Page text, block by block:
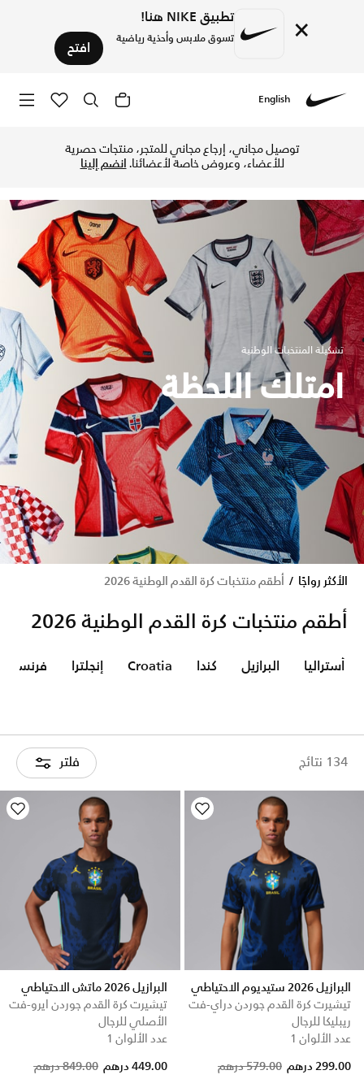
× تطبيق NIKE هنا!
تسوق ملابس وأحذية رياضية افتح
English
توصيل مجاني، إرجاع مجاني للمتجر، منتجات حصرية
للأعضاء، وعروض خاصة لأعضائنا.انضم إلينا
تشكيلة المنتخبات الوطنية
امتلك اللحظة
الأكثر رواجًا أطقم منتخبات كرة القدم الوطنية 2026
أطقم منتخبات كرة القدم الوطنية 2026
134 نتائج فلتر
أستراليا البرازيل كندا Croatia إنجلترا فرنسا
البرازيل 2026 ستيديوم الاحتياطي
تيشيرت كرة القدم جوردن دراي-فت
ريبليكا للرجال
عدد الألوان 1
Price reduced from
579.00 درهم to 299.00 درهم
البرازيل 2026 ماتش الاحتياطي
تيشيرت كرة القدم جوردن ايرو-فت
الأصلي للرجال
عدد الألوان 1
Price reduced from
849.00 درهم to 449.00 درهم